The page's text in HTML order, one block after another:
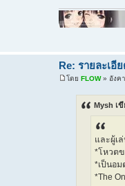
Re: รายละเอี
โดย FLOW» อังค
Mysh เ
และผู้เ
*โหวตข
*เป็นอ
*The